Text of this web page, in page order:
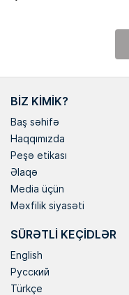
BIZ KIMIK?
Baş səhifə
Haqqımızda
Peşə etikası
Əlaqə
Media üçün
Məxfilik siyasəti
SÜRƏTLI KEÇIDLƏR
English
Русский
Türkçe